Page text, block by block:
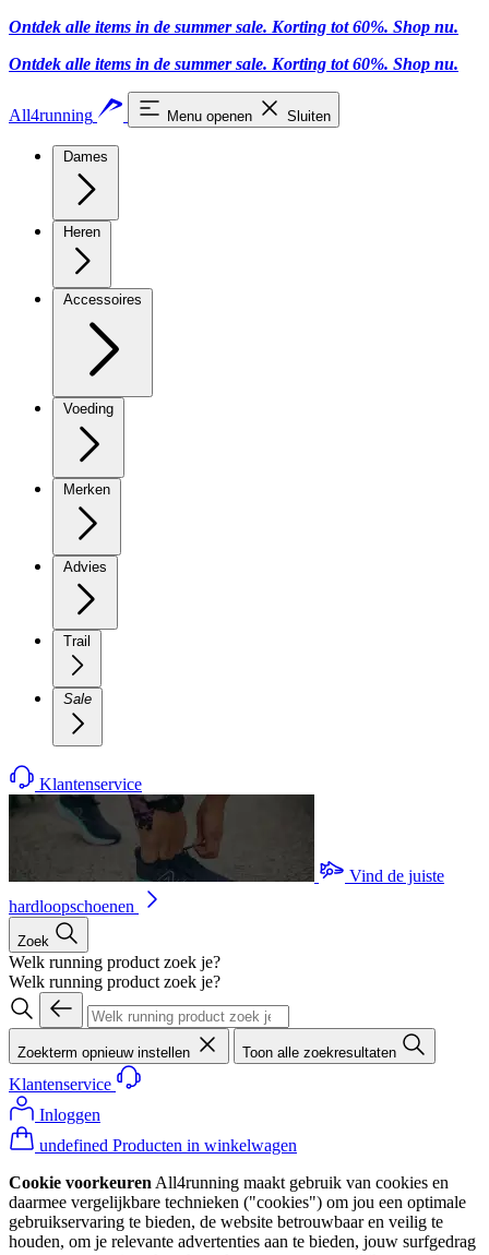
Ontdek alle items in de summer sale. Korting tot 60%. Shop nu.
Ontdek alle items in de summer sale. Korting tot 60%. Shop nu.
All4running Menu openen Sluiten
Dames
Heren
Accessoires
Voeding
Merken
Advies
Trail
Sale
Klantenservice
Vind de juiste
hardloopschoenen
Zoek
Welk running product zoek je?
Welk running product zoek je?
Zoekterm opnieuw instellen Toon alle zoekresultaten
Klantenservice
Inloggen
undefined Producten in winkelwagen
Cookie voorkeuren All4running maakt gebruik van cookies en
daarmee vergelijkbare technieken ("cookies") om jou een optimale
gebruikservaring te bieden, de website betrouwbaar en veilig te
houden, om je relevante advertenties aan te bieden, jouw surfgedrag